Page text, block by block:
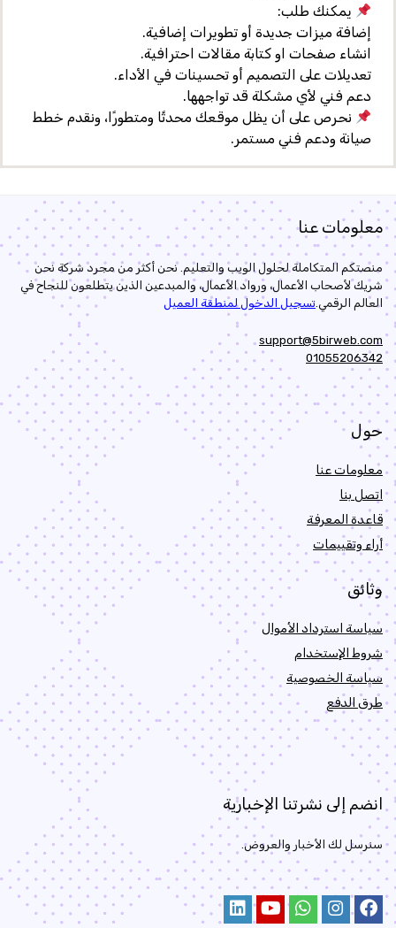
يمكنك طلب:
إضافة ميزات جديدة أو تطويرات إضافية.
انشاء صفحات او كتابة مقالات احترافية.
تعديلات على التصميم أو تحسينات في الأداء.
دعم فني لأي مشكلة قد تواجهها.
نحرص على أن يظل موقعك محدثًا ومتطورًا، ونقدم خطط
صيانة ودعم فني مستمر .
معلومات عنا
منصتكم المتكاملة لحلول الويب والتعليم. نحن أكثر من مجرد شركة نحن
شريك لأصحاب الأعمال، ورواد الأعمال، والمبدعين الذين يتطلعون للنجاح في
العالم الرقمي.تسجيل الدخول لمنطقة العميل
support@5birweb.com
01055206342
حول
معلومات عنا
اتصل بنا
قاعدة المعرفة
أراء وتقييمات
وثائق
سياسة استرداد الأموال
شروط الإستخدام
سياسة الخصوصية
طرق الدفع
انضم إلى نشرتنا الإخبارية
سنرسل لك الأخبار والعروض.